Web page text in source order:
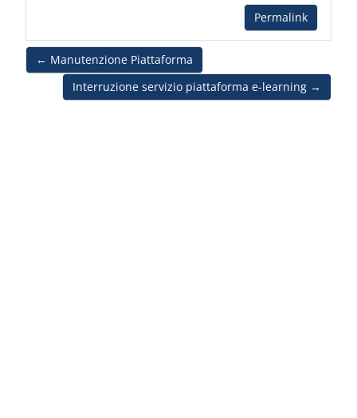
Permalink
← Manutenzione Piattaforma
Interruzione servizio piattaforma e-learning →